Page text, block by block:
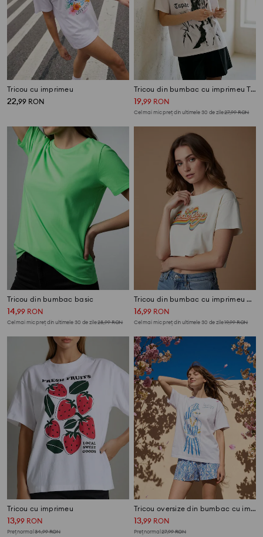
Tricou cu imprimeu
22,99 RON
Tricou din bumbac cu imprimeu Tupac
19,99 RON
Cel mai mic preț din ultimele 30 de zile27,99RON
Tricou din bumbac basic
14,99 RON
Cel mai mic preț din ultimele 30 de zile28,99RON
Tricou din bumbac cu imprimeu The Beach Boys
16,99 RON
Cel mai mic preț din ultimele 30 de zile19,99RON
Tricou cu imprimeu
13,99 RON
Preț normal34,99RON
Tricou oversize din bumbac cu imprimeu
13,99 RON
Preț normal27,99RON